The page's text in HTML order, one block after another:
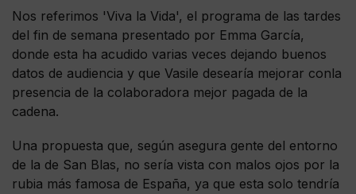
Nos referimos 'Viva la Vida', el programa de las tardes
del fin de semana presentado por Emma García,
donde esta ha acudido varias veces dejando buenos
datos de audiencia y que Vasile desearía mejorar conla
presencia de la colaboradora mejor pagada de la
cadena.
Una propuesta que, según asegura gente del entorno
de la de San Blas, no sería vista con malos ojos por la
rubia más famosa de España, ya que esta solo tendría